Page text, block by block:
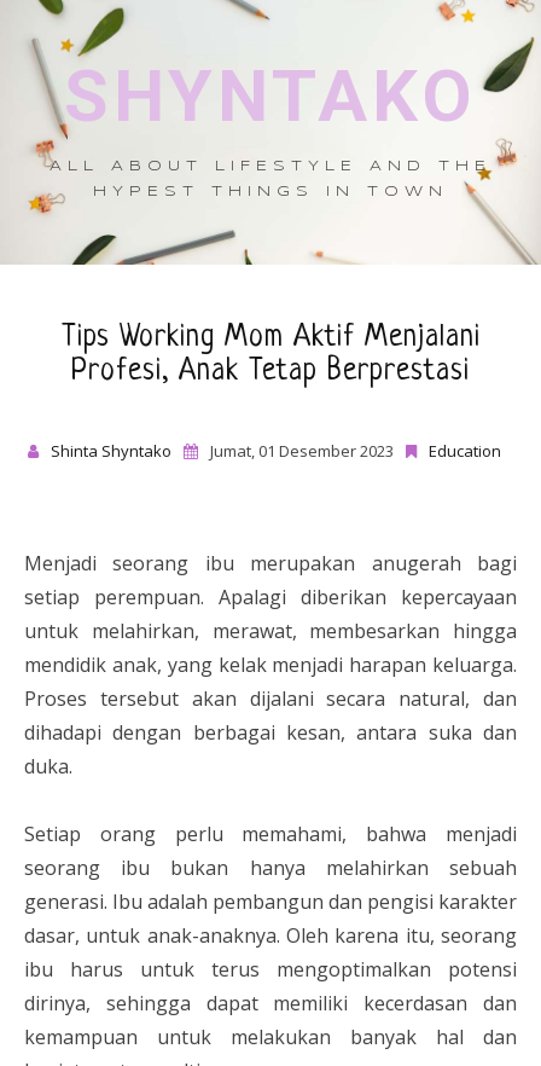
SHYNTAKO
ALL ABOUT LIFESTYLE AND THE
HYPEST THINGS IN TOWN
Tips Working Mom Aktif Menjalani
Profesi, Anak Tetap Berprestasi
Shinta Shyntako Jumat, 01 Desember 2023 Education
Menjadi seorang ibu merupakan anugerah bagi
setiap perempuan. Apalagi diberikan kepercayaan
untuk melahirkan, merawat, membesarkan hingga
mendidik anak, yang kelak menjadi harapan keluarga.
Proses tersebut akan dijalani secara natural, dan
dihadapi dengan berbagai kesan, antara suka dan
duka.
Setiap orang perlu memahami, bahwa menjadi
seorang ibu bukan hanya melahirkan sebuah
generasi. Ibu adalah pembangun dan pengisi karakter
dasar, untuk anak-anaknya. Oleh karena itu, seorang
ibu harus untuk terus mengoptimalkan potensi
dirinya, sehingga dapat memiliki kecerdasan dan
kemampuan untuk melakukan banyak hal dan